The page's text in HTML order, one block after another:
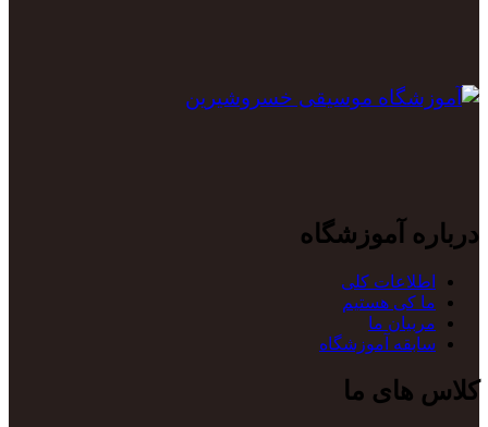
درباره آموزشگاه
اطلاعات کلی
ما کی هستیم
مربیان ما
سابقه آموزشگاه
کلاس های ما